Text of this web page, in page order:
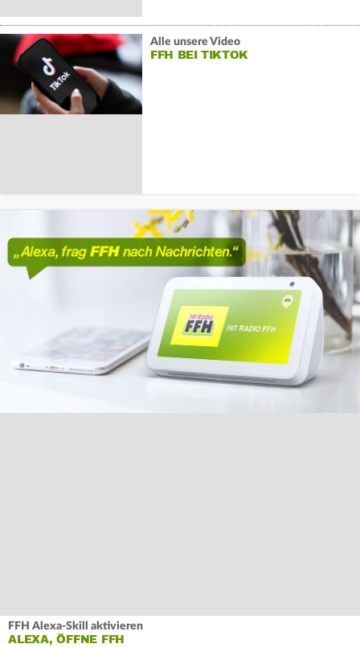
Alle unsere Video
FFH BEI TIKTOK
FFH Alexa-Skill aktivieren
ALEXA, ÖFFNE FFH